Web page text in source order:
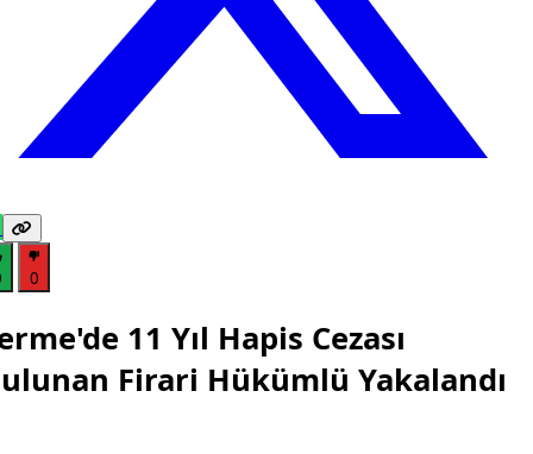
0
11 Yıl Hapis Cezası
Firari Hükümlü Yakalandı